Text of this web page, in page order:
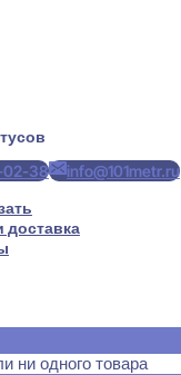
02-38
info@101metr.ru
доставка
ни одного товара